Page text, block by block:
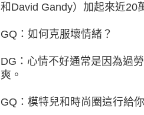
和David Gandy）加起來近20
GQ：如何克服壞情緒？
DG：心情不好通常是因為過
爽。
GQ：模特兒和時尚圈這行給